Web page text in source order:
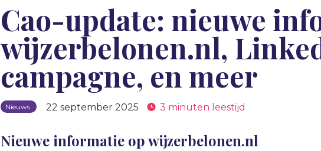
Cao-update: nieuwe
wijzerbelonen.nl,
campagne, en meer
Nieuws 22 september 2025 3 minuten leestijd
Nieuwe informatie op wijzerbelonen.nl